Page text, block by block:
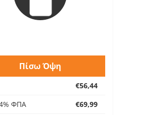
Πίσω Όψη
€56,44
ΦΠΑ
€69,99